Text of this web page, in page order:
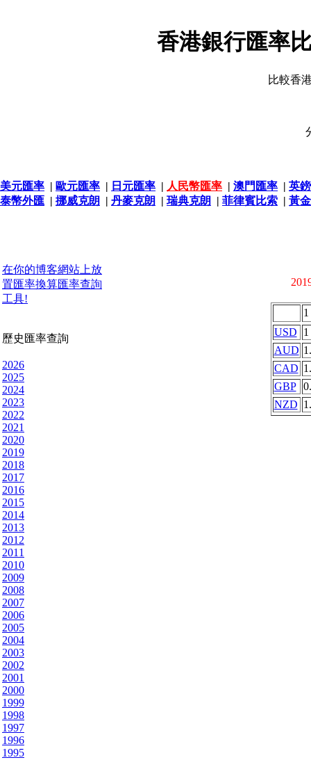
香港銀行匯率
比較香
美元匯率 | 歐元匯率 | 日元匯率 | 人民幣匯率 | 澳門匯率 | 英
泰幣外匯 | 挪威克朗 | 丹麥克朗 | 瑞典克朗 | 菲律賓比索 | 黃
在你的博客網站上放
置匯率換算匯率查詢
工具!
歷史匯率查詢
2026
2025
2024
2023
2022
2021
2020
2019
2018
2017
2016
2015
2014
2013
2012
2011
2010
2009
2008
2007
2006
2005
2004
2003
2002
2001
2000
1999
1998
1997
1996
1995
1
USD
1
AUD
CAD
GBP
NZD